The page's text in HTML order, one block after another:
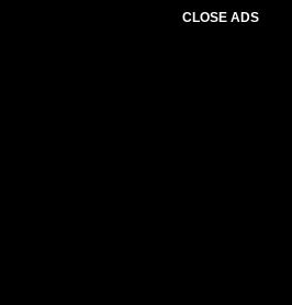
CLOSE ADS